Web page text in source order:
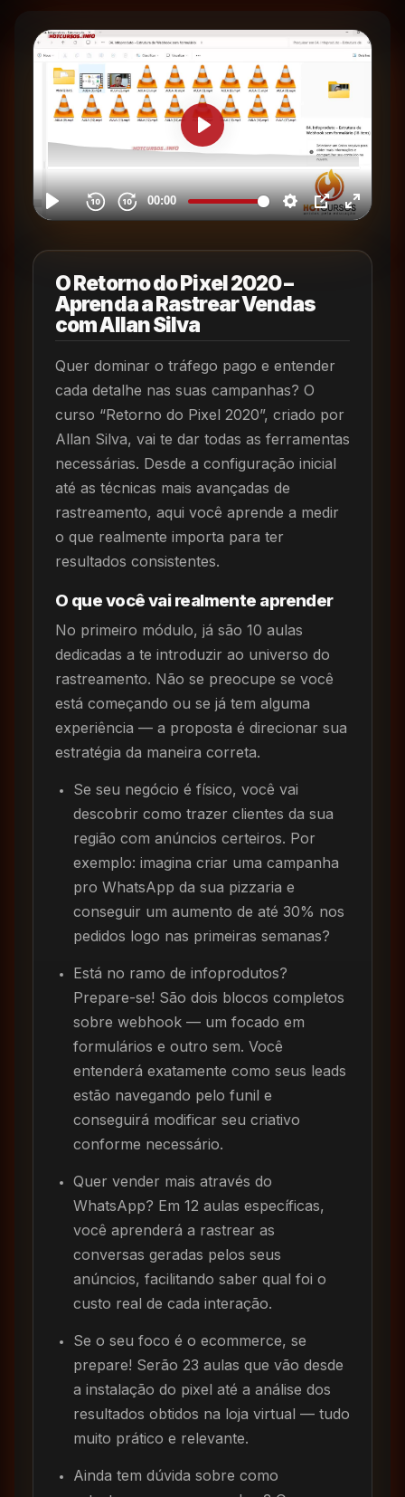
O Retorno do Pixel 2020 –
Aprenda a Rastrear Vendas
com Allan Silva
Quer dominar o tráfego pago e entender
cada detalhe nas suas campanhas? O
curso “Retorno do Pixel 2020”, criado por
Allan Silva, vai te dar todas as ferramentas
necessárias. Desde a configuração inicial
até as técnicas mais avançadas de
rastreamento, aqui você aprende a medir
o que realmente importa para ter
resultados consistentes.
O que você vai realmente aprender
No primeiro módulo, já são 10 aulas
dedicadas a te introduzir ao universo do
rastreamento. Não se preocupe se você
está começando ou se já tem alguma
experiência — a proposta é direcionar sua
estratégia da maneira correta.
Se seu negócio é físico, você vai
descobrir como trazer clientes da sua
região com anúncios certeiros. Por
exemplo: imagina criar uma campanha
pro WhatsApp da sua pizzaria e
conseguir um aumento de até 30% nos
pedidos logo nas primeiras semanas?
Está no ramo de infoprodutos?
Prepare-se! São dois blocos completos
sobre webhook — um focado em
formulários e outro sem. Você
entenderá exatamente como seus leads
estão navegando pelo funil e
conseguirá modificar seu criativo
conforme necessário.
Quer vender mais através do
WhatsApp? Em 12 aulas específicas,
você aprenderá a rastrear as
conversas geradas pelos seus
anúncios, facilitando saber qual foi o
custo real de cada interação.
Se o seu foco é o ecommerce, se
prepare! Serão 23 aulas que vão desde
a instalação do pixel até a análise dos
resultados obtidos na loja virtual — tudo
muito prático e relevante.
Ainda tem dúvida sobre como